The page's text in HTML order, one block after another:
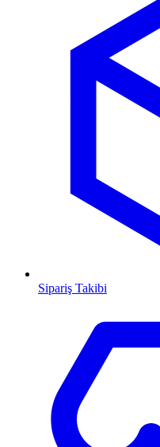
Sipariş Takibi